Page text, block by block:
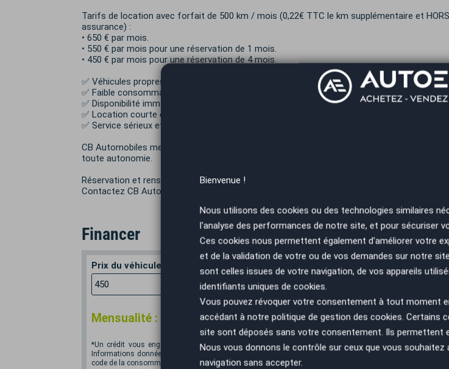
Tarifs de location avec forfait de 500 km / mois (0,22€ TTC le km supplémentaire et HORS
assurance) :
• 650 € par mois.
• 550 € par mois pour une réservation de 1 mois.
• 450 € par mois pour une réservation de 4 mois.
✅ Véhicules propres et entretenus
✅ Faible consommation
✅ Disponibilité immédiate
✅ Location courte et longue durée
✅ Service sérieux et rapide
CB Automobiles met à votre disposition une solution simple, pratique et accessible pour
toute autonomie.
Réservation et renseignements 05-45-24-05-02 ou 06-14-24-32-75
Contactez CB Automobiles dès maintenant.
Financer
Prix du véhicule
€
Apport en €
Mensualité : €/mois* Recevoir la
*Un crédit vous engage et doit être remboursé. Vérifiez vos capacités de remboursement avant de
Informations données à titre indicatif et non contractuelles. Afin de respecter les dispositions de l'article
code de la consommation. Crédit sans assurance. Voir conditions en agence.
Bienvenue !
Nous utilisons des cookies ou des technologies similaires
l'analyse des performances de notre site, et pour sécuriser
Ces cookies nous permettent également d'améliorer votre
et de la validation de votre ou de vos demandes sur notre
sont celles issues de votre navigation, de vos appareils
identifiants uniques de cookies.
Vous pouvez révoquer votre consentement à tout moment
accédant à notre politique de gestion des cookies. Certains
site sont déposés sans votre consentement. Ils permettent
Nous vous donnons le contrôle sur ceux que vous
navigation sans accepter.